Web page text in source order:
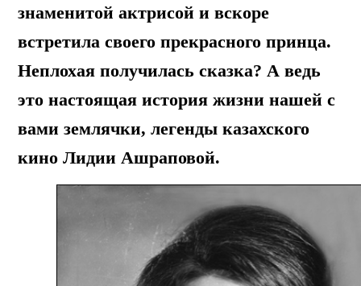
знаменитой актрисой и вскоре
встретила своего прекрасного принца.
Неплохая получилась сказка? А ведь
это настоящая история жизни нашей с
вами землячки, легенды казахского
кино Лидии Ашраповой.